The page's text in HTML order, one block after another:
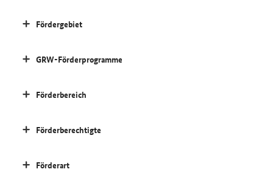
Fördergebiet
GRW-Förderprogramme
Förderbereich
Förderberechtigte
Förderart